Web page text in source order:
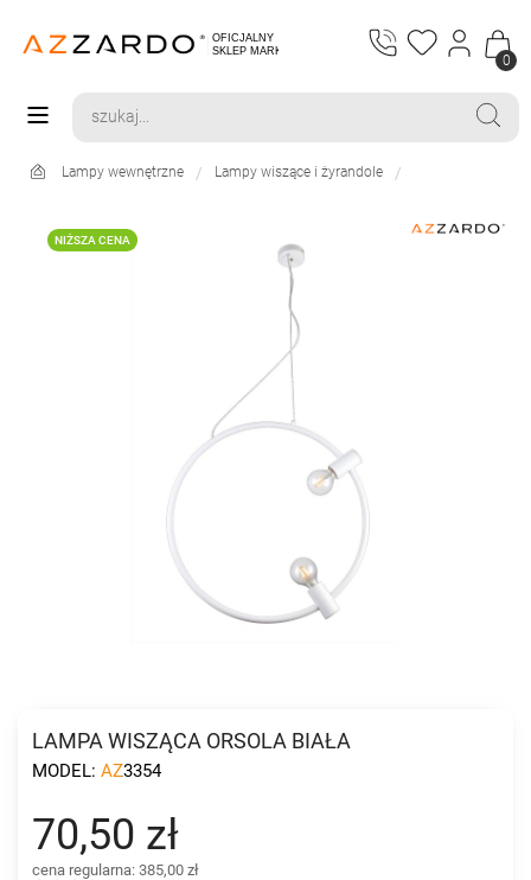
0
Lampy wewnętrzne Lampy wiszące i żyrandole
NIŻSZA CENA
LAMPA WISZĄCA ORSOLA BIAŁA
MODEL: AZ3354
70,50 zł
cena regularna: 385,00 zł